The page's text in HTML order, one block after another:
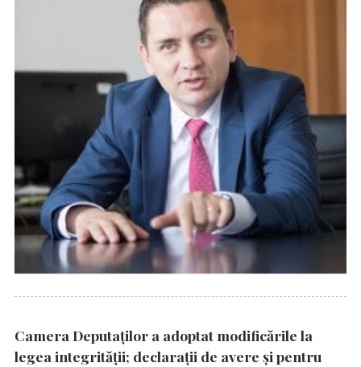
Camera Deputaților a adoptat modificările la
legea integrității; declarații de avere și pentru